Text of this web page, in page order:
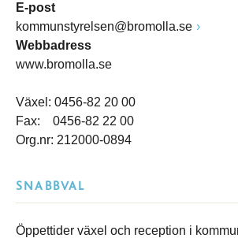
E-post
kommunstyrelsen@bromolla.se
Webbadress
www.bromolla.se
Växel: 0456-82 20 00
Fax: 0456-82 22 00
Org.nr: 212000-0894
SNABBVAL
Öppettider växel och reception i